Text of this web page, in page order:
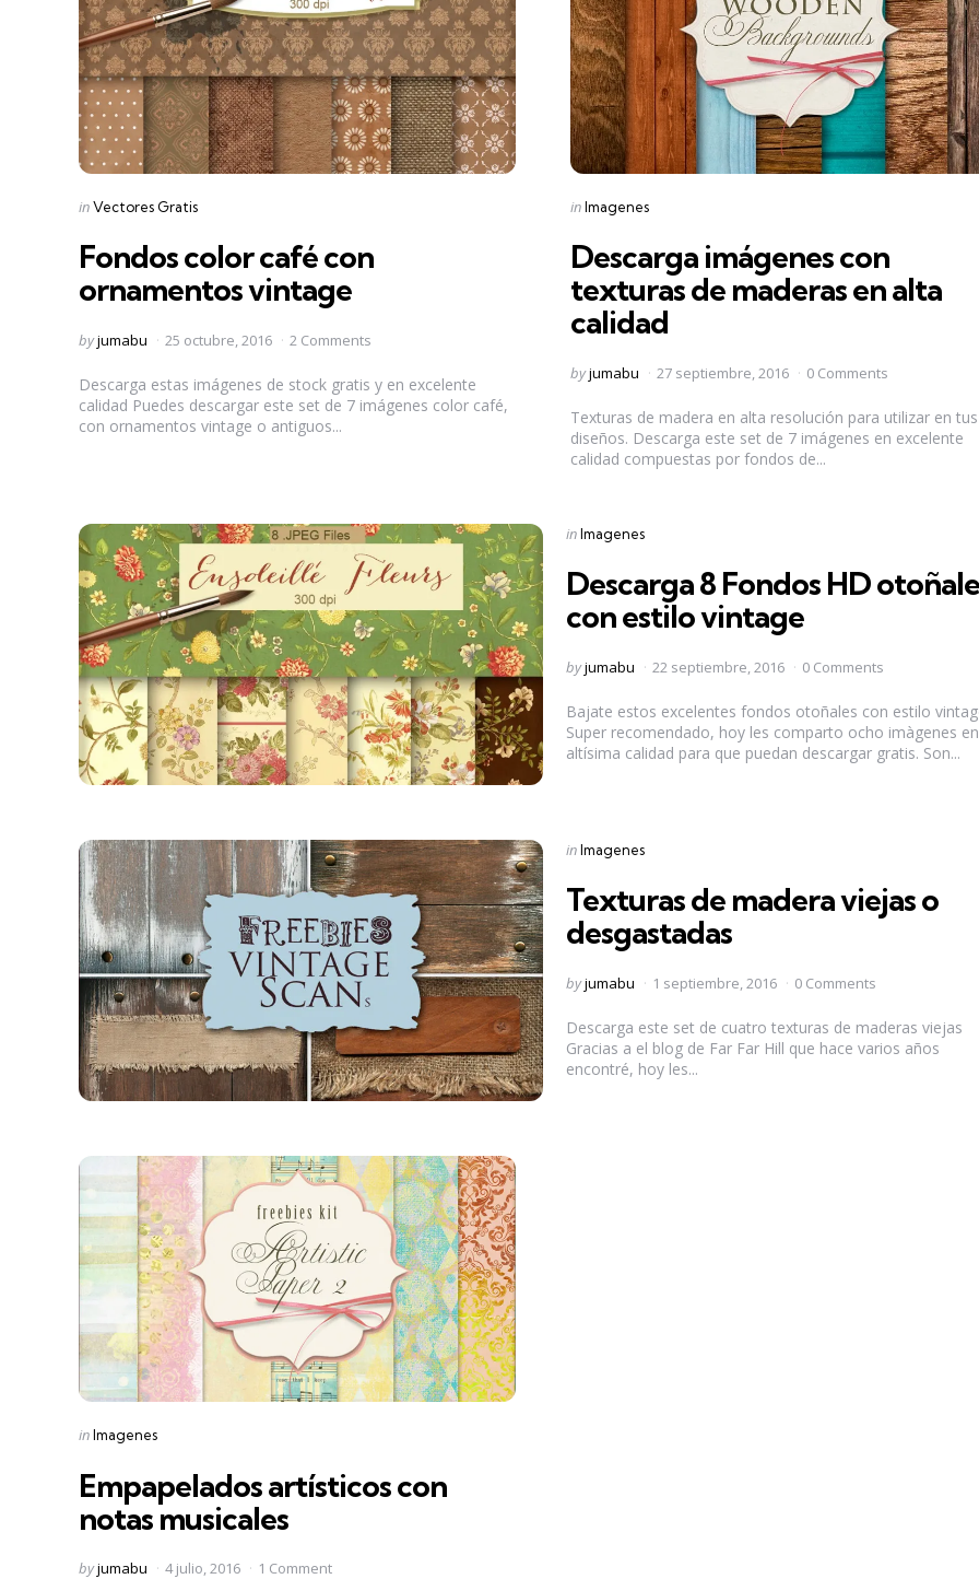
Categories
Posted
inVectores Gratis
Fondos color café con
ornamentos vintage
Posted
byjumabu 25 octubre, 2016 2 Comments
Descarga estas imágenes de stock gratis y en excelente
calidad Puedes descargar este set de 7 imágenes color café,
con ornamentos vintage o antiguos...
Categories
Posted
inImagenes
Descarga imágenes con
texturas de maderas en alta
calidad
Posted
byjumabu 27 septiembre, 2016 0 Comments
Texturas de madera en alta resolución para utilizar en tus
diseños. Descarga este set de 7 imágenes en excelente
calidad compuestas por fondos de...
Categories
Posted
in Imagenes
Descarga 8 Fondos HD
con estilo vintage
Posted
byjumabu 22 septiembre, 2016 0 Comments
Bajate estos excelentes fondos otoñales con estilo
Super recomendado, hoy les comparto ocho imàgenes en
altísima calidad para que puedan descargar gratis. Son...
Categories
Posted
in Imagenes
Texturas de madera viejas o
desgastadas
Posted
byjumabu 1 septiembre, 2016 0 Comments
Descarga este set de cuatro texturas de maderas viejas
Gracias a el blog de Far Far Hill que hace varios años
encontré, hoy les...
Categories
Posted
inImagenes
Empapelados artísticos con
notas musicales
Posted
byjumabu 4 julio, 2016 1 Comment